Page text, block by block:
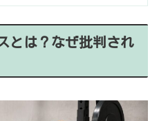
とは？なぜ批判され